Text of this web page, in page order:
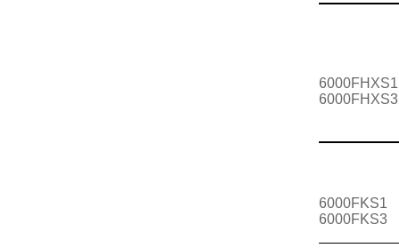
6000FHXS1
6000FHXS3
6000FKS1
6000FKS3